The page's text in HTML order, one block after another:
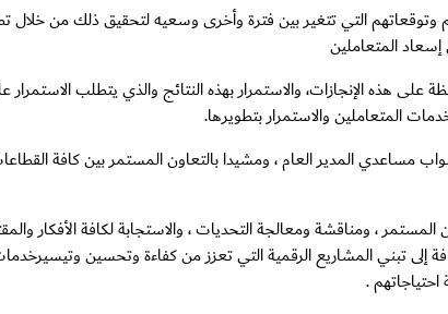
التي تتغير بين فترة وأخرى وسعيه لتحقيق ذلك من خلال
المتعاملين
على هذه الإنجازات، والاستمرار بهذه النتائج والذي يتطلب
المتعاملين والاستمرار بتطويرها.
مساعدي المدير العام ، ومشيدا بالتعاون المستمر بين كافة
، ومناقشة ومعالجة التحديات ، والاستجابة لكافة الأفكار
إلى تبني المشاريع الرقمية التي تعزز من كفاءة وتحسين
.